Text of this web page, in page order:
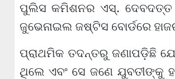
ପୁଲିସ କମିଶନର ଏସ୍. ଦେବଦତ୍ତ
ଜୁଭେନାଇଲ ଜଷ୍ଟିସ ବୋର୍ଡରେ
ପ୍ରାଥମିକ ତଦନ୍ତରୁ ଜଣାପଡ଼ିଛି
ଥିଲେ ଏବଂ ସେ ଜଣେ ଯୁବତୀଙ୍କୁ